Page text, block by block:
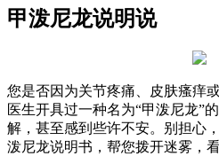
甲泼尼龙说明说
您是否因为关节疼痛、皮肤瘙痒
医生开具过一种名为“甲泼尼龙”
解，甚至感到些许不安。别担心
泼尼龙说明书，帮您拨开迷雾，